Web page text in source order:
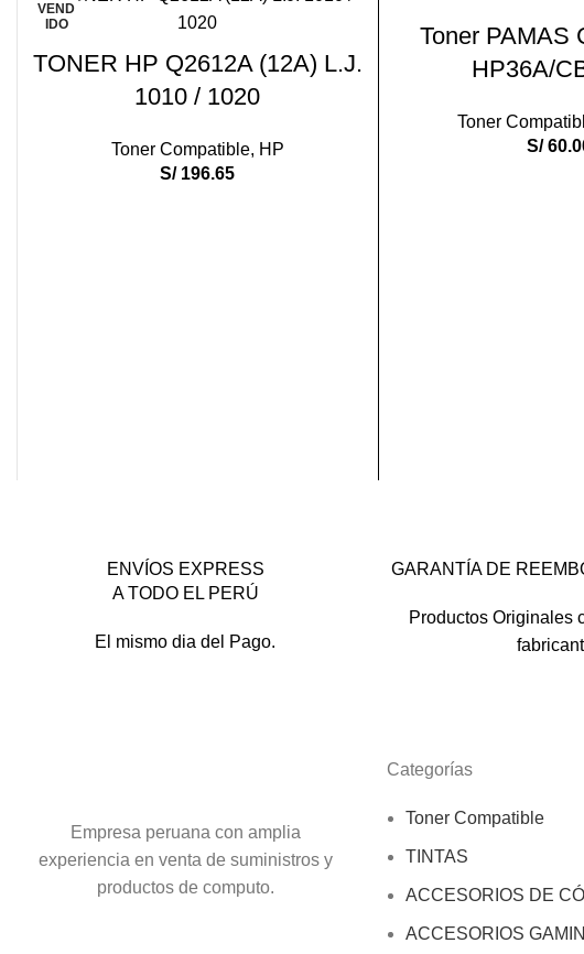
VEND
IDO
TONER HP Q2612A (12A) L.J.
1010 / 1020
Toner Compatible, HP
S/196.65
Toner PAMAS
HP36A/
Toner
S/
ENVÍOS EXPRESS
A TODO EL PERÚ
El mismo dia del Pago.
GARANTÍA DE
Productos Originales
Empresa peruana con amplia
experiencia en venta de suministros y
productos de computo.
Categorías
Toner Compatible
TINTAS
ACCESORIOS DE
ACCESORIOS